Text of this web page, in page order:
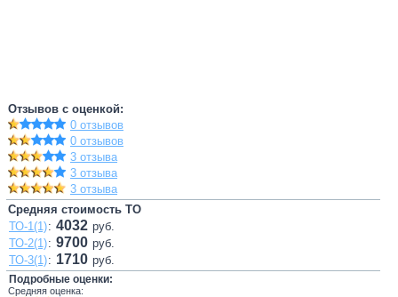
Отзывов с оценкой:
0 отзывов
0 отзывов
3 отзыва
3 отзыва
3 отзыва
Средняя стоимость ТО
ТО-1(1): 4032 руб.
ТО-2(1): 9700 руб.
ТО-3(1): 1710 руб.
Подробные оценки:
Средняя оценка: